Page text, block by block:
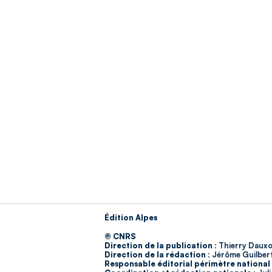
Édition Alpes
© CNRS
Direction de la publication : Thierry
Direction de la rédaction : Jérôme
Responsable éditorial périmètre national